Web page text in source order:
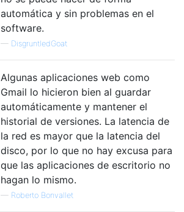
automática y sin problemas en el
software.
— DisgruntledGoat
Algunas aplicaciones web como
Gmail lo hicieron bien al guardar
automáticamente y mantener el
historial de versiones. La latencia de
la red es mayor que la latencia del
disco, por lo que no hay excusa para
que las aplicaciones de escritorio no
hagan lo mismo.
— Roberto Bonvallet